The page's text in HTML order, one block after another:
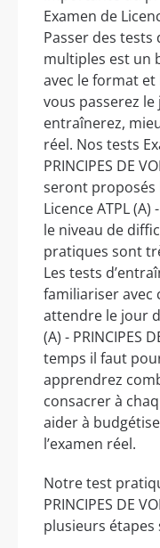
Examen de
Passer des tests
multiples est un
avec le format
vous passerez le
entraînerez,
réel. Nos tests
PRINCIPES DE
seront proposés
Licence ATPL (A)
le niveau de
pratiques sont
Les tests
familiariser avec
attendre le jour
(A) - PRINCIPES
temps il faut
apprendrez
consacrer à
aider à
l’examen réel.
Notre test
PRINCIPES DE
plusieurs étapes